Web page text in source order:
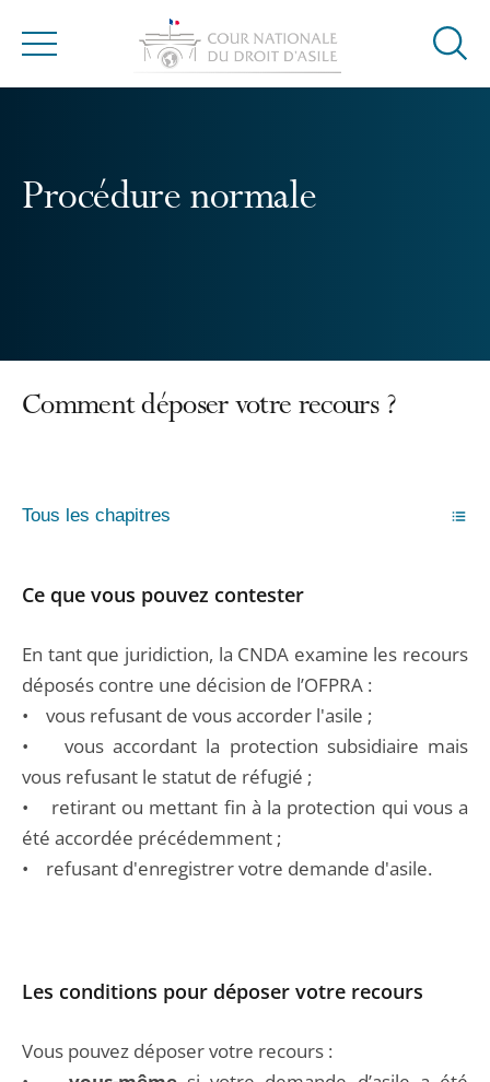
Menu
Ouvrir
Procédure normale
Comment déposer votre recours ?
Tous les chapitres
Ce que vous pouvez contester
En tant que juridiction, la CNDA examine les recours
déposés contre une décision de l’OFPRA :
• vous refusant de vous accorder l'asile ;
• vous accordant la protection subsidiaire mais
vous refusant le statut de réfugié ;
• retirant ou mettant fin à la protection qui vous a
été accordée précédemment ;
• refusant d'enregistrer votre demande d'asile.
Les conditions pour déposer votre recours
Vous pouvez déposer votre recours :